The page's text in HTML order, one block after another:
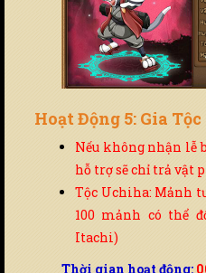
Hoạt Động 5: Gia Tộc
Nếu không nhận lễ
hỗ trợ sẽ chỉ trả vật
Tộc Uchiha: Mảnh
100 mảnh có thể
Itachi)
Thời gian hoạt động: